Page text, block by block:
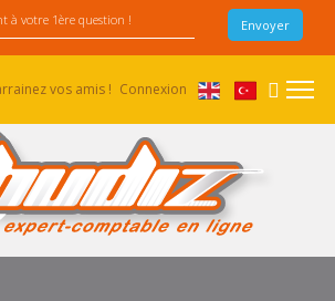
vos amis ! Connexion